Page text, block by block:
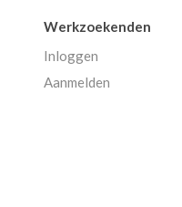
Werkzoekenden
Inloggen
Aanmelden